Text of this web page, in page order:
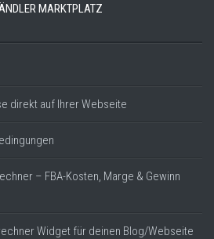
MARKTPLATZ
direkt auf Ihrer Webseite
– FBA-Kosten, Marge & Gewinn
Widget für deinen Blog/Webseite